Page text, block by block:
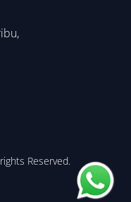
Reserved.